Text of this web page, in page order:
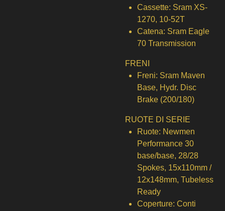
Cassette: Sram XS-
1270, 10-52T
Catena: Sram Eagle
70 Transmission
FRENI
Freni: Sram Maven
Base, Hydr. Disc
Brake (200/180)
RUOTE DI SERIE
Ruote: Newmen
Performance 30
base/base, 28/28
Spokes, 15x110mm /
12x148mm, Tubeless
Ready
Coperture: Conti